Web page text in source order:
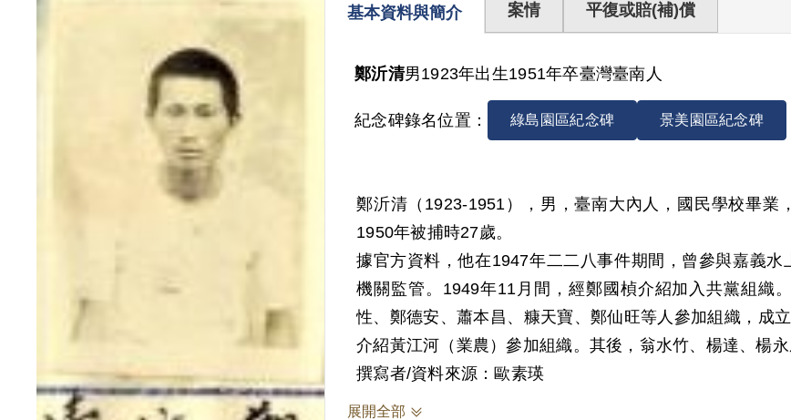
基本資料與簡介 案情 平復或賠(補)償
鄭沂清男1923年出生1951年卒臺灣臺南人
紀念碑錄名位置： 綠島園區紀念碑 景美園區紀念碑
鄭沂清（1923-1951），男，臺南大內人，國民學校畢業
1950年被捕時27歲。
據官方資料，他在1947年二二八事件期間，曾參與嘉義
機關監管。1949年11月間，經鄭國楨介紹加入共黨組織
性、鄭德安、蕭本昌、糠天寶、鄭仙旺等人參加組織，成
介紹黃江河（業農）參加組織。其後，翁水竹、楊達、楊
鳴頭村支部位在臺南縣大內鄉，初由鄭國楨任支部書記，
導，期間曾在楊崇烈家開過一次會，參加者有羅錦昌、
撰寫者/資料來源：歐素瑛
展開全部